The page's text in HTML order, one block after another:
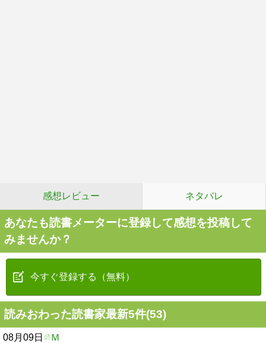
感想レビュー ネタバレ
あなたも読書メーターに登録して感想を投稿して
みませんか？
今すぐ登録する（無料）
読みおわった読書家最新5件(53)
08月09日 Ｍ